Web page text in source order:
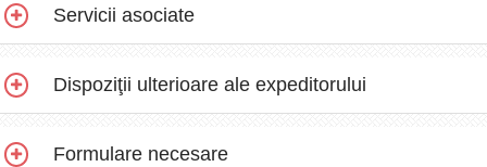
Servicii asociate
Dispoziţii ulterioare ale expeditorului
Formulare necesare